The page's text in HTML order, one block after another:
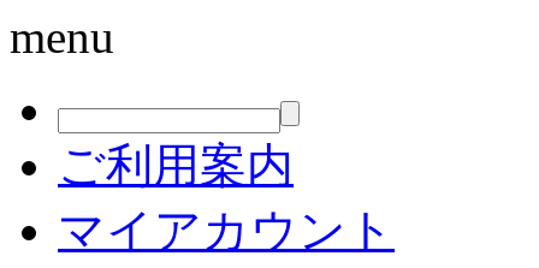
menu
ご利用案内
マイアカウント